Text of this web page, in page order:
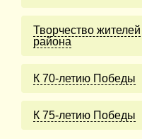
Творчество жителей
района
К 70-летию Победы
К 75-летию Победы